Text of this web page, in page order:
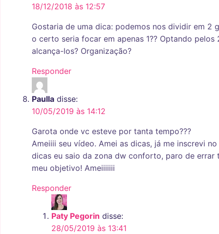
18/12/2018 às 12:57
Gostaria de uma dica: podemos nos dividir em 2
o certo seria focar em apenas 1?? Optando
alcança-los? Organização?
Responder
Paulla disse:
10/05/2019 às 14:12
Garota onde vc esteve por tanta tempo???
Ameiiii seu vídeo. Amei as dicas, já me inscrevi
dicas eu saio da zona dw conforto, paro de errar
meu objetivo! Ameiiiiiii
Responder
Paty Pegorin disse:
28/05/2019 às 13:41